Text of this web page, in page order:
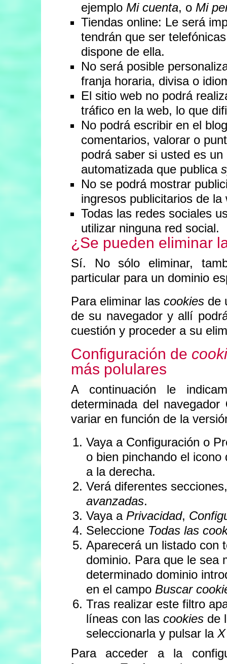
ejemplo Mi cuenta, o Mi
Tiendas online: Le será
tendrán que ser
dispone de ella.
No será posible
franja horaria, divisa o
El sitio web no podrá
tráfico en la web, lo que
No podrá escribir en el
comentarios, valorar o
podrá saber si usted es
automatizada que publica
No se podrá mostrar
ingresos publicitarios de la
Todas las redes sociales
utilizar ninguna red social.
¿Se pueden eliminar
Sí. No sólo eliminar,
particular para un dominio
Para eliminar lascookies de
de su navegador y allí
cuestión y proceder a su
Configuración de
más polulares
A continuación le
determinada del navegador
variar en función de la
Vaya a Configuración o
o bien pinchando el
a la derecha.
Verá diferentes
avanzadas.
Vaya a Privacidad,
Seleccione Todas las
Aparecerá un listado con
dominio. Para que le sea
determinado dominio
en el campo Buscar
Tras realizar este filtro
líneas con las cookies de
seleccionarla y pulsar la X
Para acceder a la